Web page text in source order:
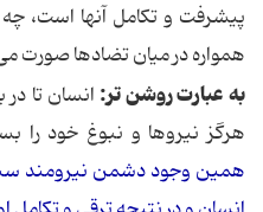
پیشرفت و تکامل آنها است،
همواره در میان تضادها صورت
به عبارت روشن تر: انسان تا
هرگز نیروها و نبوغ خود را
همین وجود دشمن نیرومند